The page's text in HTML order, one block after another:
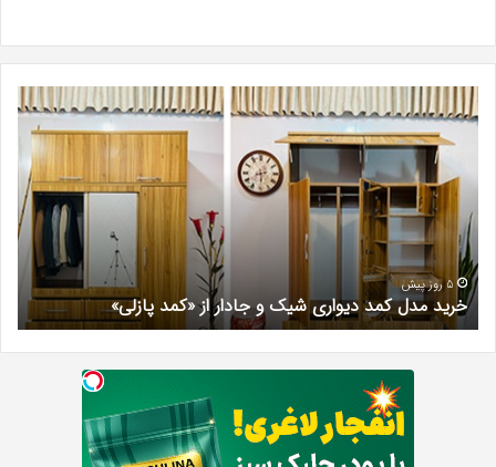
خرید
مدل
دیواری
شیک
جادار
از
«کمد
پازلی»
5 روز پیش
خرید مدل کمد دیواری شیک و جادار از «کمد پازلی»
در